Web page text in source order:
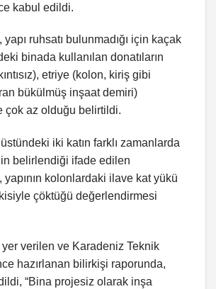
kabul edildi.
yapı ruhsatı bulunmadığı için kaçak
binada kullanılan donatıların
etriye (kolon, kiriş gibi
bükülmüş inşaat demiri)
çok az olduğu belirtildi.
iki katın farklı zamanlarda
belirlendiği ifade edilen
kolonlardaki ilave kat yükü
çöktüğü değerlendirmesi
yer verilen ve Karadeniz Teknik
hazırlanan bilirkişi raporunda,
“Bina projesiz olarak inşa